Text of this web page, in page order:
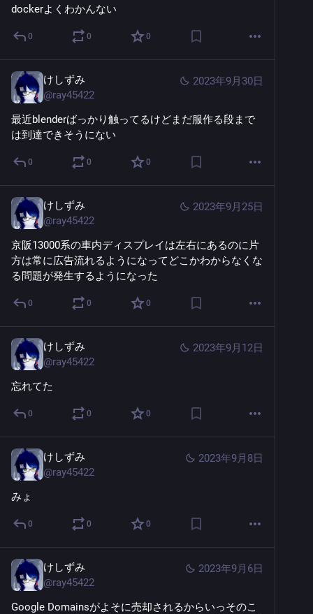
dockerよくわかんない
0 0 0
2023年9月30日
けしずみ
@ray45422
最近blenderばっかり触ってるけどまだ服作る段まで
は到達できそうにない
0 0 0
2023年9月25日
けしずみ
@ray45422
京阪13000系の車内ディスプレイは左右にあるのに片
方は常に広告流れるようになってどこかわからなくな
る問題が発生するようになった
0 0 0
2023年9月12日
けしずみ
@ray45422
忘れてた
0 0 0
2023年9月8日
けしずみ
@ray45422
みょ
0 0 0
2023年9月6日
けしずみ
@ray45422
Google Domainsがよそに売却されるからいっそのこ